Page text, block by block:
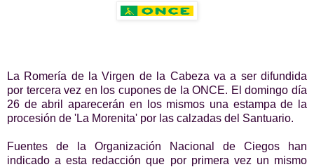
La Romería de la Virgen de la Cabeza va a ser difundida
por tercera vez en los cupones de la ONCE. El domingo día
26 de abril aparecerán en los mismos una estampa de la
procesión de 'La Morenita' por las calzadas del Santuario.
Fuentes de la Organización Nacional de Ciegos han
indicado a esta redacción que por primera vez un mismo